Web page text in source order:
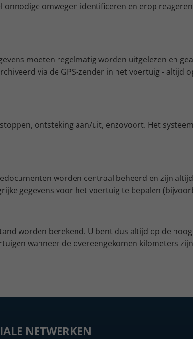
omwegen identificeren en erop
moeten regelmatig worden uitgelezen en
via de GPS-zender in het voertuig - altijd
ontsteking aan/uit, enzovoort. Het
worden centraal beheerd en zijn
gegevens voor het voertuig te bepalen
worden berekend. U bent dus altijd op de
wanneer de overeengekomen kilometers
NETWERKEN